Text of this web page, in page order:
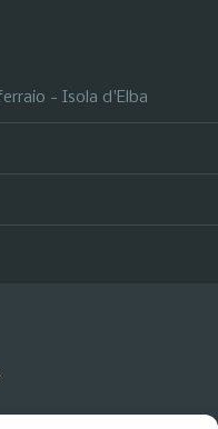
- Isola d'Elba